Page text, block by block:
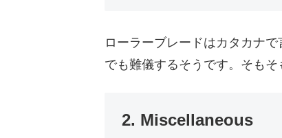
ローラーブレードはカタカナ
でも難儀するそうです。そもそ
2. Miscellaneous